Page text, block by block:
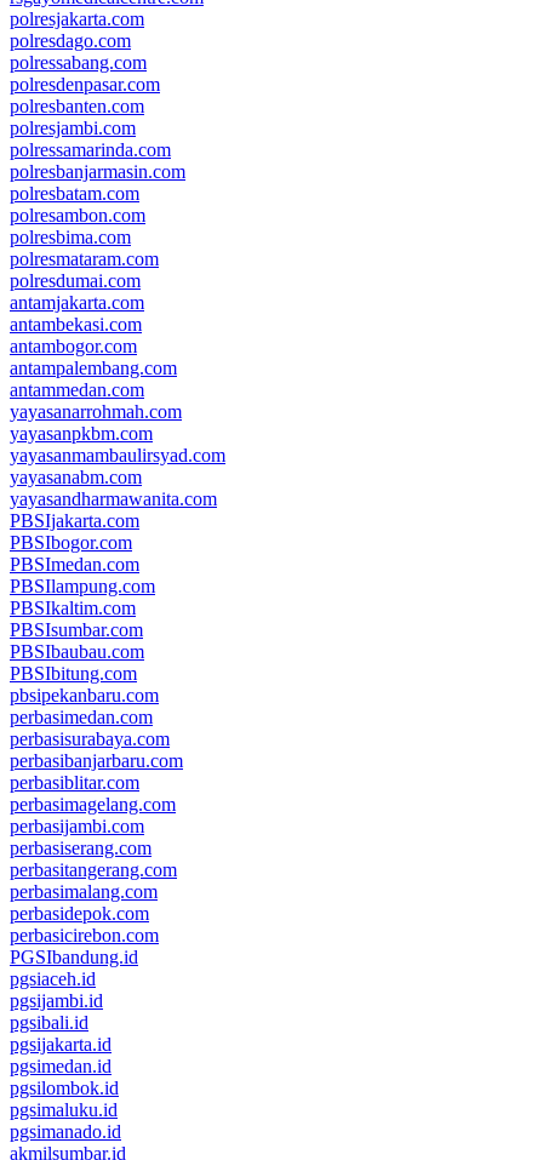
polresjakarta.com
polresdago.com
polressabang.com
polresdenpasar.com
polresbanten.com
polresjambi.com
polressamarinda.com
polresbanjarmasin.com
polresbatam.com
polresambon.com
polresbima.com
polresmataram.com
polresdumai.com
antamjakarta.com
antambekasi.com
antambogor.com
antampalembang.com
antammedan.com
yayasanarrohmah.com
yayasanpkbm.com
yayasanmambaulirsyad.com
yayasanabm.com
yayasandharmawanita.com
PBSIjakarta.com
PBSIbogor.com
PBSImedan.com
PBSIlampung.com
PBSIkaltim.com
PBSIsumbar.com
PBSIbaubau.com
PBSIbitung.com
pbsipekanbaru.com
perbasimedan.com
perbasisurabaya.com
perbasibanjarbaru.com
perbasiblitar.com
perbasimagelang.com
perbasijambi.com
perbasiserang.com
perbasitangerang.com
perbasimalang.com
perbasidepok.com
perbasicirebon.com
PGSIbandung.id
pgsiaceh.id
pgsijambi.id
pgsibali.id
pgsijakarta.id
pgsimedan.id
pgsilombok.id
pgsimaluku.id
pgsimanado.id
akmilsumbar.id